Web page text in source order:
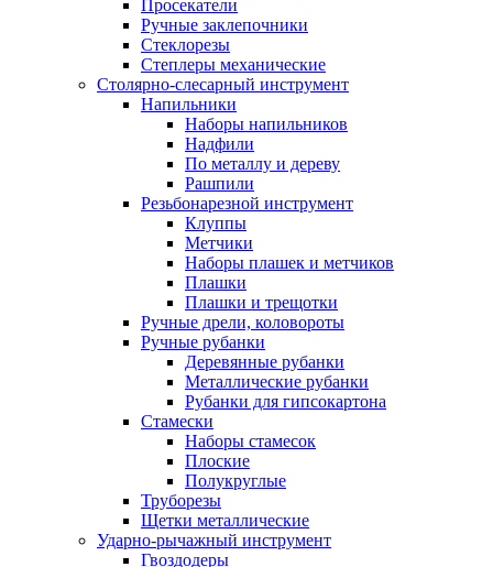
Просекатели
Ручные заклепочники
Стеклорезы
Степлеры механические
Столярно-слесарный инструмент
Напильники
Наборы напильников
Надфили
По металлу и дереву
Рашпили
Резьбонарезной инструмент
Клуппы
Метчики
Наборы плашек и метчиков
Плашки
Плашки и трещотки
Ручные дрели, коловороты
Ручные рубанки
Деревянные рубанки
Металлические рубанки
Рубанки для гипсокартона
Стамески
Наборы стамесок
Плоские
Полукруглые
Труборезы
Щетки металлические
Ударно-рычажный инструмент
Гвоздодеры